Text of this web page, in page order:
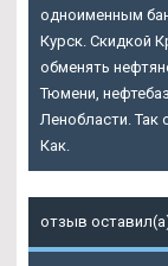
одноименным
Курск. Скидкой
обменять
Тюмени,
Ленобласти. Так
Как.
отзыв